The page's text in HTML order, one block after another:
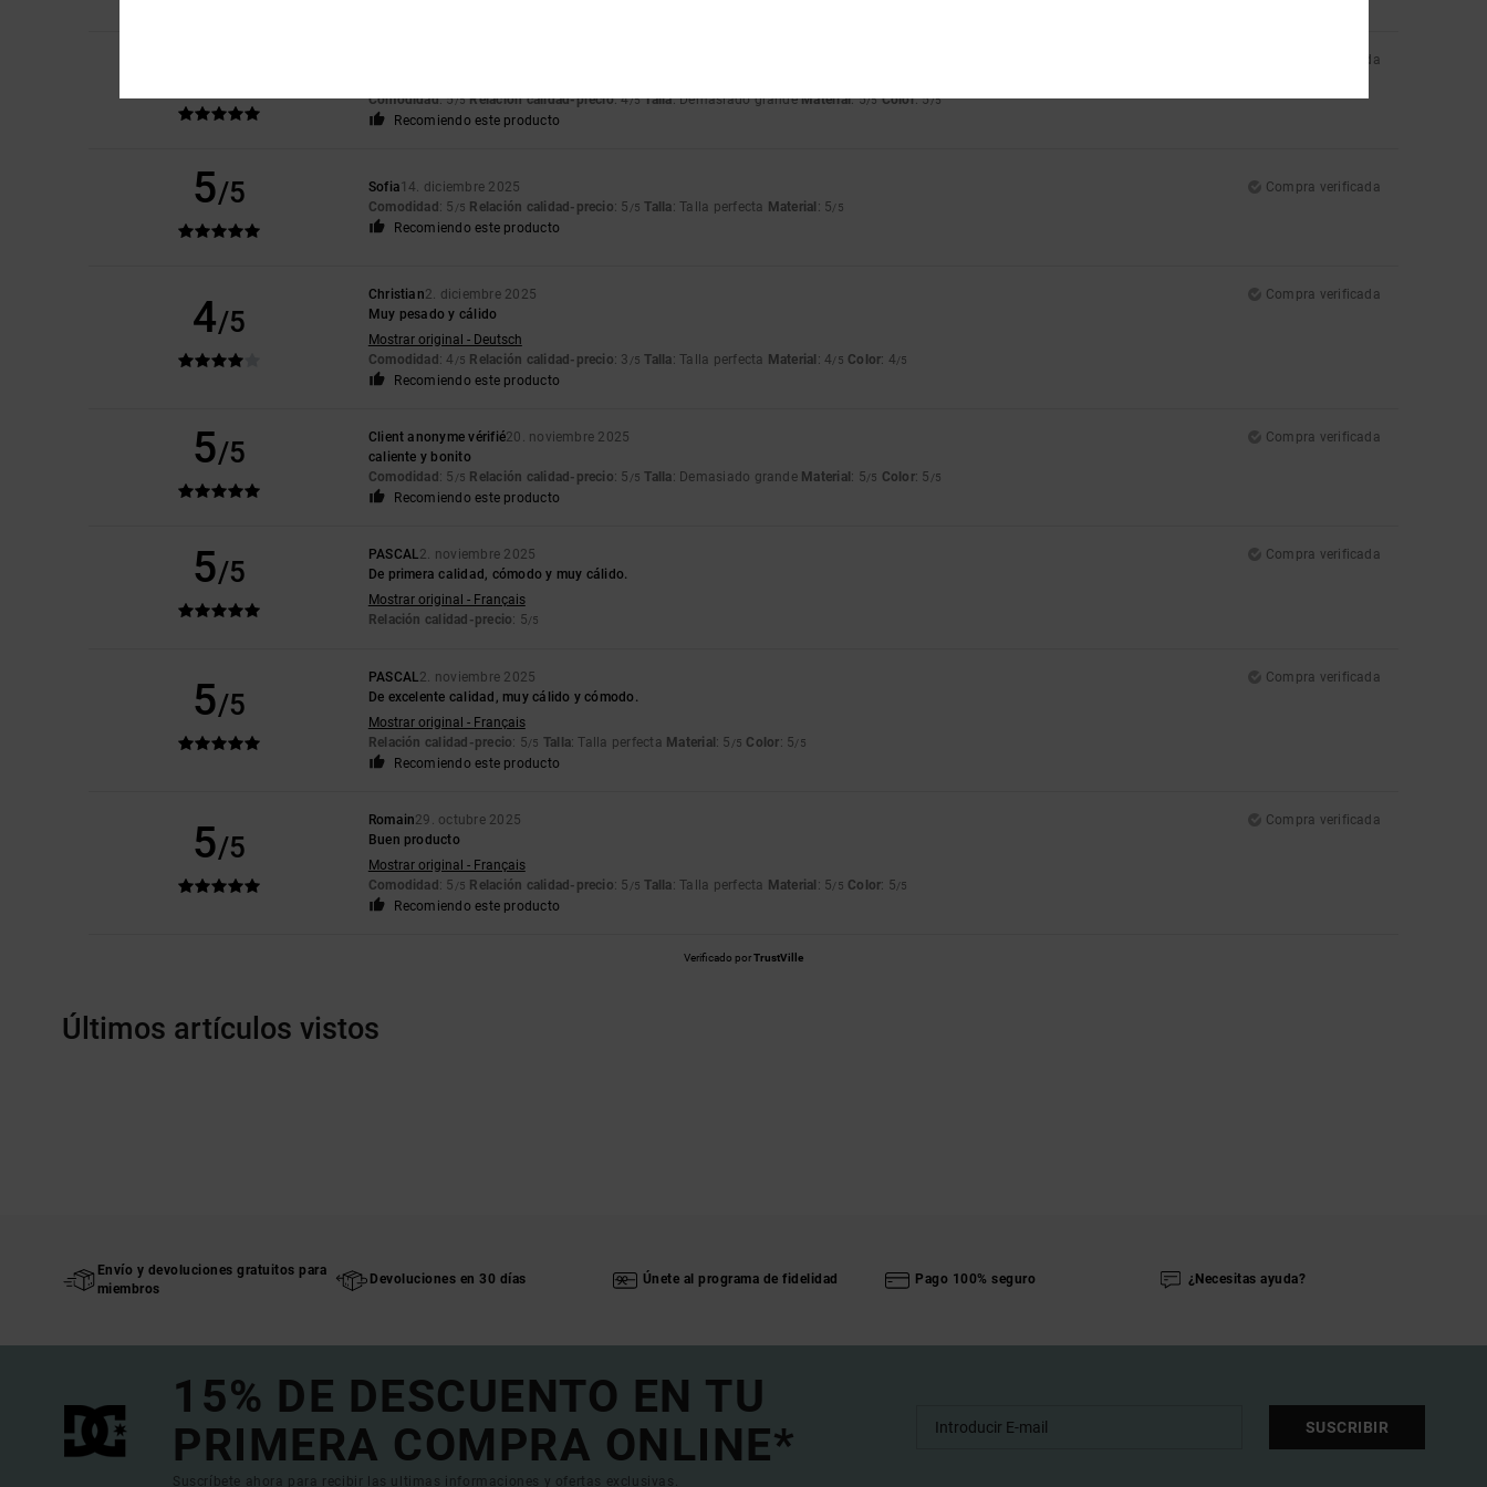
Compra verificada
Comodidad: 5/5 Relación calidad-precio: 4/5 Talla: Demasiado grandeMaterial: 5/5 Color: 5/5
Recomiendo este producto
5/5 Sofia14. diciembre 2025
Compra verificada
Comodidad : 5 /5 Relación calidad-precio: 5 /5 Talla: Talla perfecta Material : 5/5
Recomiendo este producto
4/5
Christian2. diciembre 2025
Compra verificada
Muy pesado y cálido
Mostrar original - Deutsch
Comodidad : 4 /5 Relación calidad-precio: 3 /5 Talla: Talla perfecta Material : 4/5 Color: 4/5
Recomiendo este producto
5/5 Client anonyme vérifié20. noviembre 2025
Compra verificada
caliente y bonito
Comodidad : 5 /5 Relación calidad-precio: 5 /5 Talla: Demasiado grande Material : 5/5 Color: 5 /5
Recomiendo este producto
5/5
PASCAL2. noviembre 2025
Compra verificada
De primera calidad, cómodo y muy cálido.
Mostrar original - Français
Relación calidad-precio: 5/5
5/5
PASCAL2. noviembre 2025
Compra verificada
De excelente calidad, muy cálido y cómodo.
Mostrar original - Français
Relación calidad-precio: 5/5 Talla: Talla perfecta Material : 5 /5 Color: 5/5
Recomiendo este producto
5/5
Romain29. octubre 2025
Compra verificada
Buen producto
Mostrar original - Français
Comodidad : 5 /5 Relación calidad-precio: 5 /5 Talla: Talla perfecta Material : 5/5 Color: 5/5
Recomiendo este producto
Verificado porTrustVille
Últimos artículos vistos
Envío y devoluciones gratuitos para
miembros
Devoluciones en 30 días Únete al programa de fidelidad Pago 100% seguro ¿Necesitas ayuda?
15% DE DESCUENTO EN TU
PRIMERA COMPRA ONLINE*
Suscríbete ahora para recibir las ultimas informaciones y ofertas exclusivas.
SUSCRIBIR